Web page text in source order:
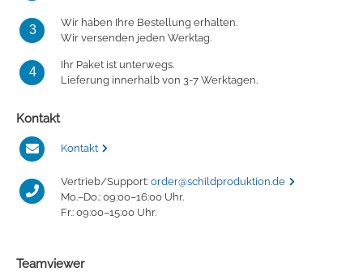
3
Wir haben Ihre Bestellung erhalten.
Wir versenden jeden Werktag.
4
Ihr Paket ist unterwegs.
Lieferung innerhalb von 3-7 Werktagen.
Kontakt
Kontakt
Vertrieb/Support: order@schildproduktion.de
Mo.–Do.: 09:00–16:00 Uhr.
Fr.: 09:00–15:00 Uhr.
Teamviewer